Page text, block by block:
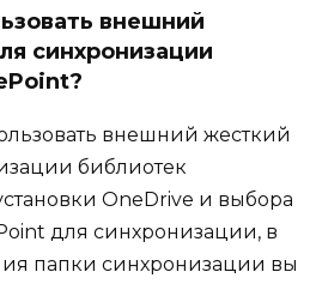
внешний
синхронизации
внешний жесткий
библиотек
OneDrive и выбора
для синхронизации, в
папки синхронизации вы